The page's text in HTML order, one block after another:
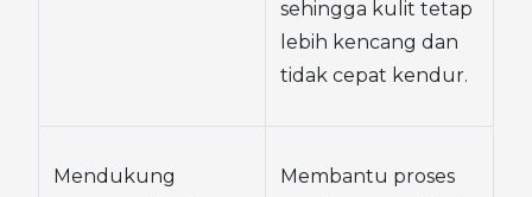
sehingga kulit tetap
lebih kencang dan
tidak cepat kendur.
Mendukung
Membantu proses